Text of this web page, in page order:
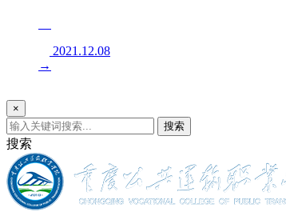
2021.12.08
→
×
搜索
搜索